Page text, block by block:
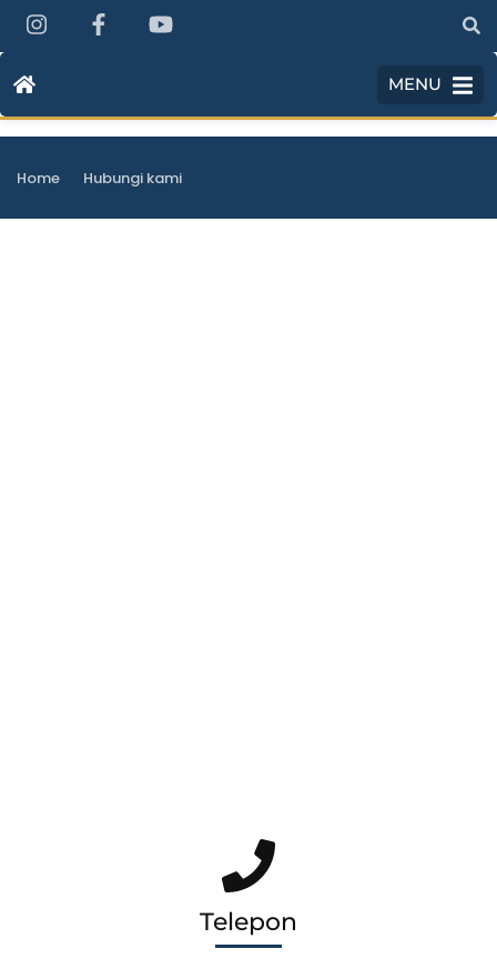
MENU
Home Hubungi kami
Telepon